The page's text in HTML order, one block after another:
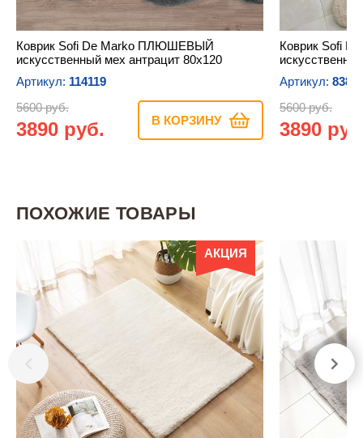
Коврик Sofi De Marko ПЛЮШЕВЫЙ
искусственный мех антрацит 80х120
Артикул: 114119
5600 руб.
3890 руб. В КОРЗИНУ
Коврик Sofi
Артикул:
5600 руб.
3890
ПОХОЖИЕ ТОВАРЫ
АКЦИЯ